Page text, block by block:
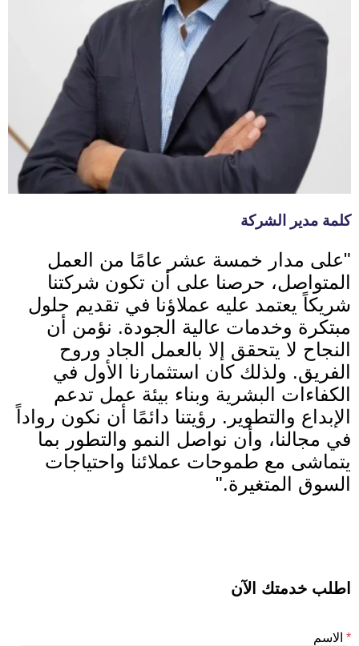
كلمة مدير الشركة
"على مدار خمسة عشر عامًا من العمل
المتواصل، حرصنا على أن تكون شركتنا
شريكاً يعتمد عليه عملاؤنا في تقديم حلول
مبتكرة وخدمات عالية الجودة. نؤمن أن
النجاح لا يتحقق إلا بالعمل الجاد وروح
الفريق. ولذلك كان استثمارنا الأول في
الكفاءات البشرية وبناء بيئة عمل تدعم
الإبداع والتطوير. رؤيتنا دائمًا أن نكون رواداً
في مجالنا، وأن نواصل النمو والتطور بما
يتماشى مع طموحات عملائنا واحتياجات
السوق المتغيرة."
اطلب خدمتك الآن
* الاسم